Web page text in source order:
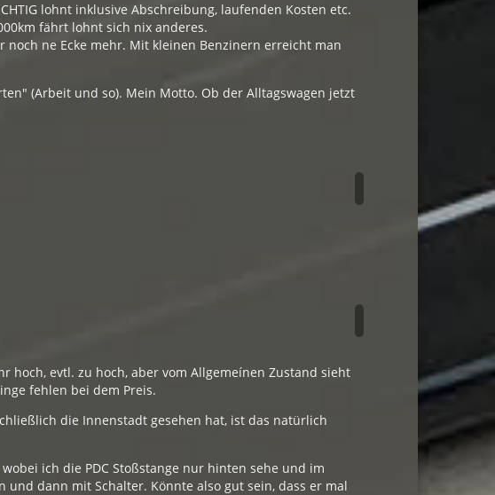
lohnt inklusive Abschreibung, laufenden Kosten etc.
fährt lohnt sich nix anderes.
ne Ecke mehr. Mit kleinen Benzinern erreicht man
(Arbeit und so). Mein Motto. Ob der Alltagswagen jetzt
hoch, evtl. zu hoch, aber vom Allgemeínen Zustand sieht
fehlen bei dem Preis.
die Innenstadt gesehen hat, ist das natürlich
ich die PDC Stoßstange nur hinten sehe und im
dann mit Schalter. Könnte also gut sein, dass er mal